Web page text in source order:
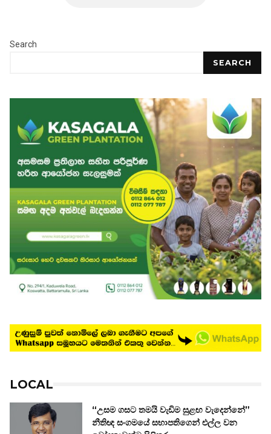
Search
SEARCH
LOCAL
“උසම ගසට තමයි වැඩිම සුළඟ වැදෙන්නේ”
නීතිඥ සංගමයේ සභාපතිගෙන් එල්ල වන